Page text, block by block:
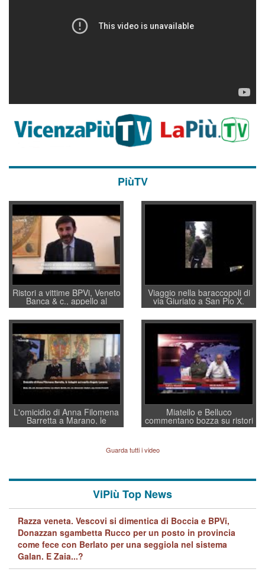
PiùTV
Ristori a vittime BPVi, Veneto
Banca & c., appello al
sottosegretario Alessio
Villarosa: per mettere ordine
convochi con Di Maio CNCU
a supporto della cabina di
regia al Mef
Viaggio nella baraccopoli di
via Giuriato a San Pio X.
Vicenza ai Vicentini: “faremo
un regalo di Natale ai
residenti”
L'omicidio di Anna Filomena
Barretta a Marano, le
indagini dei carabinieri di
quelle di... Barbara D'Urso
Miatello e Belluco
commentano bozza su ristori
BPVi e Veneto Banca
Guarda tutti i video
ViPiù Top News
Razza veneta. Vescovi si dimentica di Boccia e BPVi,
Donazzan sgambetta Rucco per un posto in provincia
come fece con Berlato per una seggiola nel sistema
Galan. E Zaia...?